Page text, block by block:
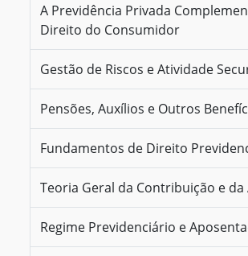
A Previdência Privada
Direito do Consumidor
Gestão de Riscos e Atividade
Pensões, Auxílios e Outros
Fundamentos de Direito
Teoria Geral da Contribuição e da
Regime Previdenciário e